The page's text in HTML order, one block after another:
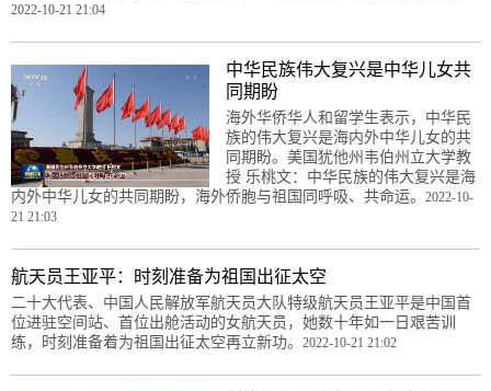
2022-10-21 21:04
中华民族伟大复兴是中华儿女共
同期盼
海外华侨华人和留学生表示，中华民
族的伟大复兴是海内外中华儿女的共
同期盼。美国犹他州韦伯州立大学教
授 乐桃文：中华民族的伟大复兴是海
内外中华儿女的共同期盼，海外侨胞与祖国同呼吸、共命运。 2022-10-
21 21:03
航天员王亚平：时刻准备为祖国出征太空
二十大代表、中国人民解放军航天员大队特级航天员王亚平是中国首
位进驻空间站、首位出舱活动的女航天员，她数十年如一日艰苦训
练，时刻准备着为祖国出征太空再立新功。 2022-10-21 21:02